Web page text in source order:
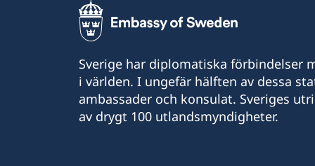
Sverige har diplomatiska förbindelser
i världen. I ungefär hälften av dessa
ambassader och konsulat. Sveriges
av drygt 100 utlandsmyndigheter.